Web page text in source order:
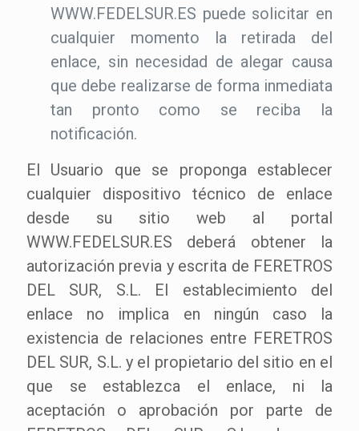
WWW.FEDELSUR.ES puede solicitar en
cualquier momento la retirada del
enlace, sin necesidad de alegar causa
que debe realizarse de forma inmediata
tan pronto como se reciba la
notificación.
El Usuario que se proponga establecer
cualquier dispositivo técnico de enlace
desde su sitio web al portal
WWW.FEDELSUR.ES deberá obtener la
autorización previa y escrita de FERETROS
DEL SUR, S.L. El establecimiento del
enlace no implica en ningún caso la
existencia de relaciones entre FERETROS
DEL SUR, S.L. y el propietario del sitio en el
que se establezca el enlace, ni la
aceptación o aprobación por parte de